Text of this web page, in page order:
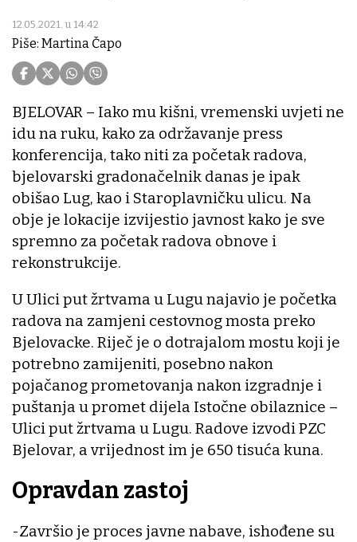
12.05.2021. u 14:42
Piše: Martina Čapo
BJELOVAR – Iako mu kišni, vremenski uvjeti ne
idu na ruku, kako za održavanje press
konferencija, tako niti za početak radova,
bjelovarski gradonačelnik danas je ipak
obišao Lug, kao i Staroplavničku ulicu. Na
obje je lokacije izvijestio javnost kako je sve
spremno za početak radova obnove i
rekonstrukcije.
U Ulici put žrtvama u Lugu najavio je početka
radova na zamjeni cestovnog mosta preko
Bjelovacke. Riječ je o dotrajalom mostu koji je
potrebno zamijeniti, posebno nakon
pojačanog prometovanja nakon izgradnje i
puštanja u promet dijela Istočne obilaznice –
Ulici put žrtvama u Lugu. Radove izvodi PZC
Bjelovar, a vrijednost im je 650 tisuća kuna.
Opravdan zastoj
-Završio je proces javne nabave, ishođene su